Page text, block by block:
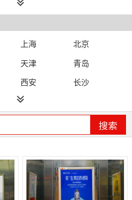
上海
北京
天津
青岛
西安
长沙
济南
石家庄
台州
搜索